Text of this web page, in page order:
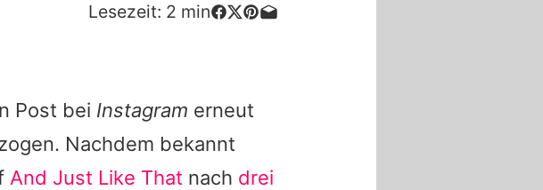
Lesezeit: 2 min
Post bei Instagram erneut
Nachdem bekannt
And Just Like That nach drei